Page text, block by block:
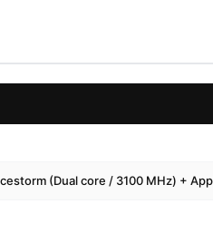
(Dual core / 3100 MHz) +